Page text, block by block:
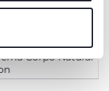
Corpo Natural